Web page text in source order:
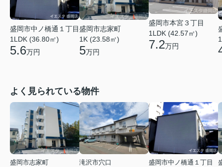
盛岡市中ノ橋通１丁目
1LDK (36.80㎡)
5.6万円
盛岡市志家町
1K (23.58㎡)
5万円
盛岡市本宮３丁目
1LDK (42.57㎡)
7.2万円
よく見られている物件
盛岡市志家町
滝沢市穴口
盛岡市中ノ橋通１丁目